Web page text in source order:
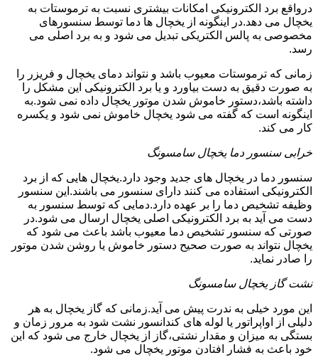
درواقع برد الکترونیکی امکانات بیشتری نسبت به ترموستات به
یخچال می دهد.در اینگونه از یخچال ها دما توسط سنسورهای
مخصوصی به پالس الکتریکی تبدیل می شود و به برد اصلی می
رسد.
زمانی که ترموستات معیوب باشد و نتواند دمای یخچال و فریزر را
به صورت دقیق به دست بیاورد و یا برد الکترونیکی این مشکل را
داشته باشد،دستور خاموش شدن موتور یخچال داده نمی شود.به
اینگونه است که گفته می شود یخچال خاموش نمی شود و یکسره
کار می کند.
خرابی سنسور دما یخچال سامسونگ
سنسور دما در یخچال های جدید وجود دارد.یخچال هایی که از برد
الکترونیکی استفاده می کنند دارای سنسور می باشند.این سنسور
وظیفه تشخیص دما را بر عهده دارد.دمایی که توسط سنسور به
دست می آید به برد الکترونیکی اصلی یخچال ارسال می شود.در
صورتی که سنسور تشخیص دما معیوب باشد باعث می شود که
یخچال نتواند به صورت صحیح دستور خاموش یا روشن شدن موتور
را صادر نماید.
نشت گاز یخچال سامسونگ
این مورد خیلی به ندرت پیش می آید.زمانی که گاز یخچال به هر
دلیلی از اواپراتور یا لوله های کندانسور نشت شود به مرور زمان و
بستگی به میزان و مقدار نشتی،گاز از یخچال خارج می شود که این
خود باعث به فشار افتادن موتور یخچال می شود.